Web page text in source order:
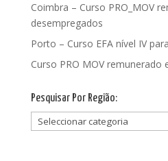
Coimbra – Curso PRO_MOV
desempregados
Porto – Curso EFA nível IV
Curso PRO MOV remunerado
Pesquisar Por Região:
Pesquisar
Por